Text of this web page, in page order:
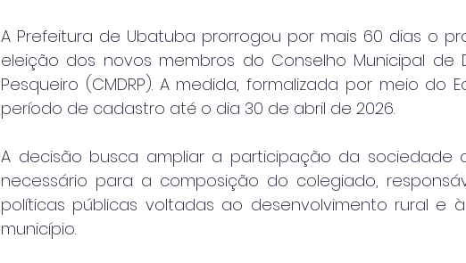
A Prefeitura de Ubatuba prorrogou por mais 60 dias o
eleição dos novos membros do Conselho Municipal de
Pesqueiro (CMDRP). A medida, formalizada por meio do
período de cadastro até o dia 30 de abril de 2026.
A decisão busca ampliar a participação da sociedade
necessário para a composição do colegiado,
políticas públicas voltadas ao desenvolvimento rural e
município.